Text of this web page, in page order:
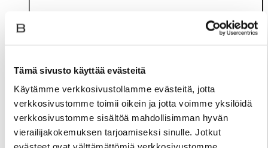
Tämä sivusto käyttää evästeitä
Käytämme verkkosivustollamme evästeitä, jotta
verkkosivustomme toimii oikein ja jotta voimme yksilöidä
verkkosivustomme sisältöä mahdollisimman hyvän
vierailijakokemuksen tarjoamiseksi sinulle. Jotkut